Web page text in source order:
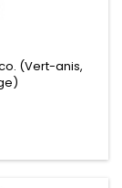
(Vert-anis,